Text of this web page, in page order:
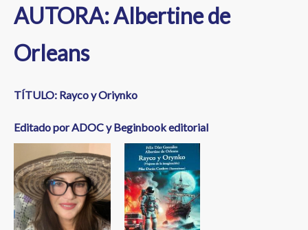
AUTORA: Albertine de
Orleans
TÍTULO: Rayco y Oriynko
Editado por ADOC y Beginbook editorial